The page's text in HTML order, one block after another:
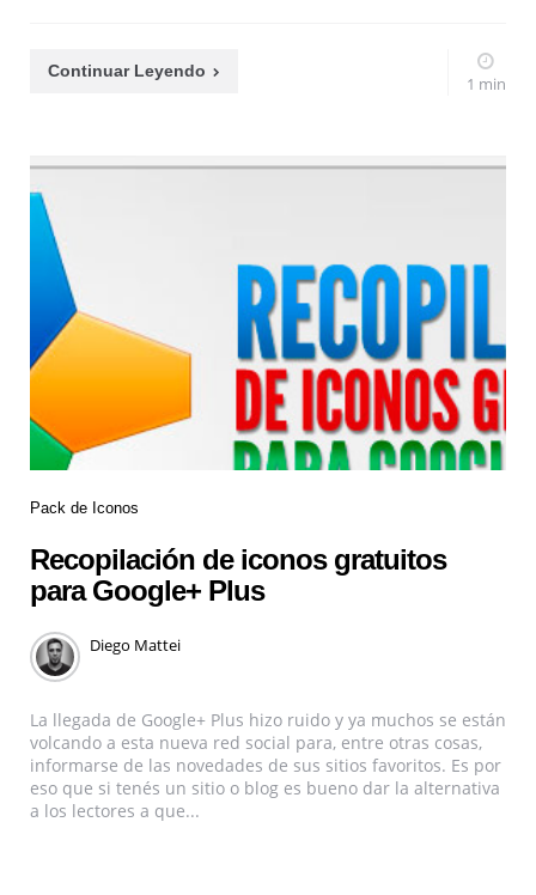
Continuar Leyendo
1 min
Pack de Iconos
Recopilación de iconos gratuitos
para Google+ Plus
Diego Mattei
La llegada de Google+ Plus hizo ruido y ya muchos se están
volcando a esta nueva red social para, entre otras cosas,
informarse de las novedades de sus sitios favoritos. Es por
eso que si tenés un sitio o blog es bueno dar la alternativa
a los lectores a que...